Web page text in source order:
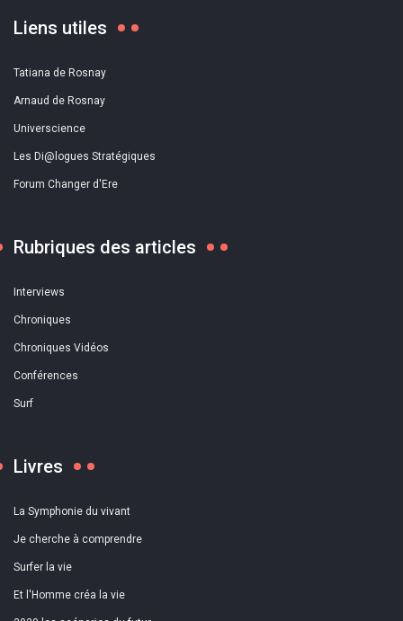
Liens utiles
Tatiana de Rosnay
Arnaud de Rosnay
Universcience
Les Di@logues Stratégiques
Forum Changer d'Ere
Rubriques des articles
Interviews
Chroniques
Chroniques Vidéos
Conférences
Surf
Livres
La Symphonie du vivant
Je cherche à comprendre
Surfer la vie
Et l'Homme créa la vie